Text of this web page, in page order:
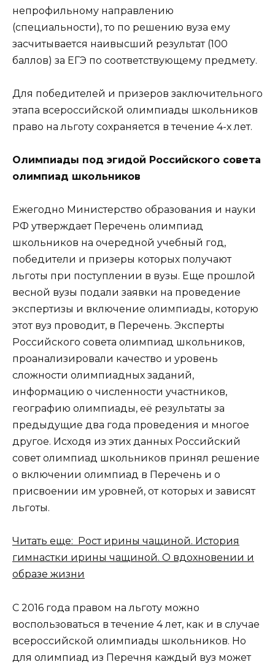
непрофильному направлению
(специальности), то по решению вуза ему
засчитывается наивысший результат (100
баллов) за ЕГЭ по соответствующему предмету.
Для победителей и призеров заключительного
этапа всероссийской олимпиады школьников
право на льготу сохраняется в течение 4-х лет.
Олимпиады под эгидой Российского совета
олимпиад школьников
Ежегодно Министерство образования и науки
РФ утверждает Перечень олимпиад
школьников на очередной учебный год,
победители и призеры которых получают
льготы при поступлении в вузы. Еще прошлой
весной вузы подали заявки на проведение
экспертизы и включение олимпиады, которую
этот вуз проводит, в Перечень. Эксперты
Российского совета олимпиад школьников,
проанализировали качество и уровень
сложности олимпиадных заданий,
информацию о численности участников,
географию олимпиады, её результаты за
предыдущие два года проведения и многое
другое. Исходя из этих данных Российский
совет олимпиад школьников принял решение
о включении олимпиад в Перечень и о
присвоении им уровней, от которых и зависят
льготы.
Читать еще: Рост ирины чащиной. История
гимнастки ирины чащиной. О вдохновении и
образе жизни
С 2016 года правом на льготу можно
воспользоваться в течение 4 лет, как и в случае
всероссийской олимпиады школьников. Но
для олимпиад из Перечня каждый вуз может